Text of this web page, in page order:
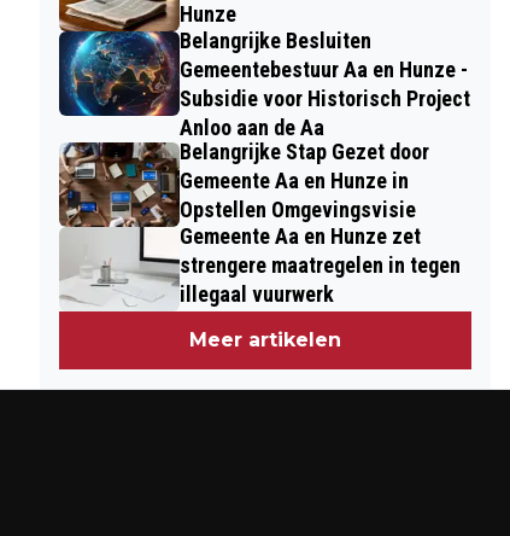
Hunze
Belangrijke Besluiten
Gemeentebestuur Aa en Hunze -
Subsidie voor Historisch Project
Anloo aan de Aa
Belangrijke Stap Gezet door
Gemeente Aa en Hunze in
Opstellen Omgevingsvisie
Gemeente Aa en Hunze zet
strengere maatregelen in tegen
illegaal vuurwerk
Meer artikelen